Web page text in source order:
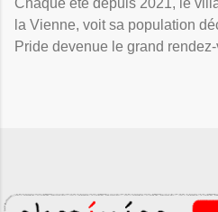
Chaque été depuis 2021, le
la Vienne, voit sa population
Pride devenue le grand